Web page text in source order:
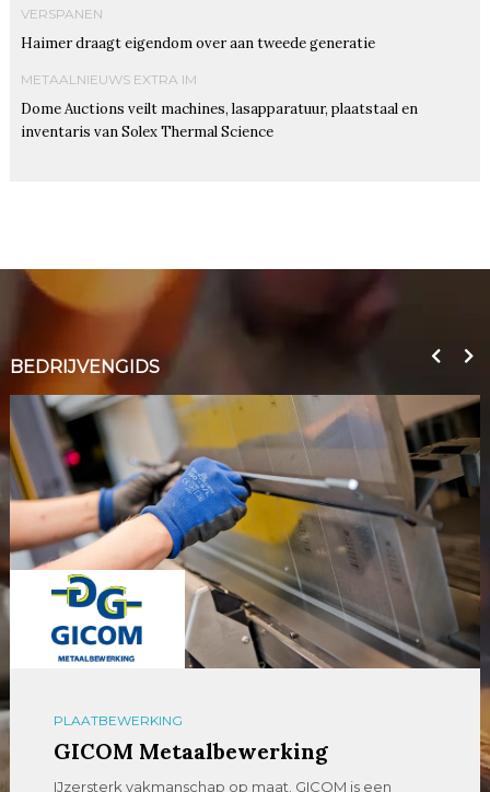
VERSPANEN
Haimer draagt eigendom over aan tweede generatie
METAALNIEUWS EXTRA IM
Dome Auctions veilt machines, lasapparatuur, plaatstaal en
inventaris van Solex Thermal Science
BEDRIJVENGIDS
PLAATBEWERKING
GICOM Metaalbewerking
IJzersterk vakmanschap op maat. GICOM is een